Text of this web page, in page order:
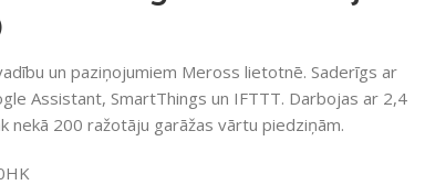
un paziņojumiem Meross lietotnē. Saderīgs ar
Assistant, SmartThings un IFTTT. Darbojas ar 2,4
nekā 200 ražotāju garāžas vārtu piedziņām.